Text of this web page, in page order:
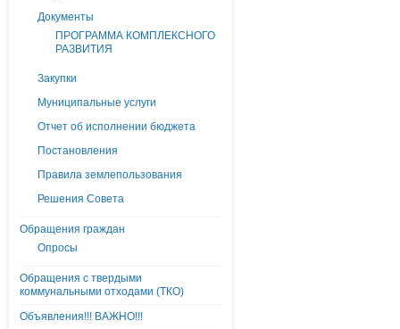
Документы
ПРОГРАММА КОМПЛЕКСНОГО
РАЗВИТИЯ
Закупки
Муниципальные услуги
Отчет об исполнении бюджета
Постановления
Правила землепользования
Решения Совета
Обращения граждан
Опросы
Обращения с твердыми
коммунальными отходами (ТКО)
Объявления!!! ВАЖНО!!!